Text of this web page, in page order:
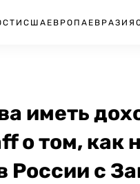
США ЕВРОПА ЕВРАЗИЯ
иметь
о том, как
России с